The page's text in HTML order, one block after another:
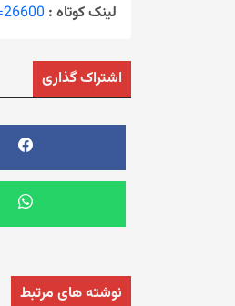
لینک کوتاه :
اشتراک گذاری
نوشته های مرتبط